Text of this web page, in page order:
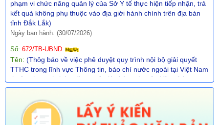
Ngày ban hành: (30/07/2026)
Số: 672/TB-UBND
Tên: (Thôg báo về việc phê duyệt quy trình nội bộ giải quyết
TTHC trong lĩnh vực Thông tin, báo chí nước ngoài tại Việt Nam
thuộc phạm vi chức năng quản lý nhà nước của Văn phòng
UBND tỉnh thực hiện tiếp nhận, trả kết quả không phụ thuộc vào
ĐGHC)
Ngày ban hành: (30/07/2026)
673/TB-UBND
Tên:(Thông báo về việc công bố Danh mục thủ tục hành chính
được sửa đổi, bổ sung trong lĩnh vực Phát thanh truyền hình và